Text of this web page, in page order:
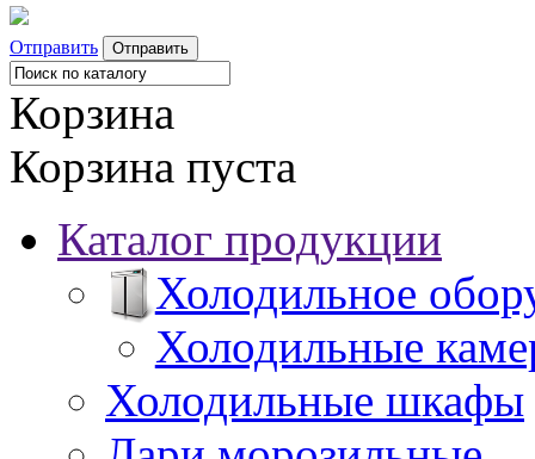
Отправить
Корзина
Корзина пуста
Каталог продукции
Холодильное
Холодильные
Холодильные шкафы